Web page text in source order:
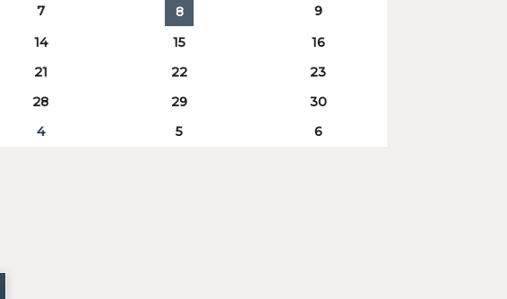
7 8
9
14 15
16
21 22
23
28 29
30
4 5 6